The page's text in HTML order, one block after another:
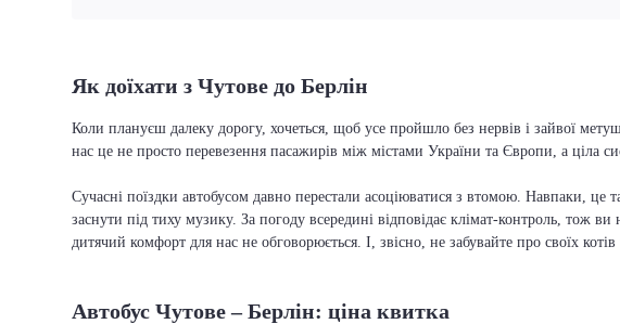
Як доїхати з Чутове до Берлін
Коли плануєш далеку дорогу, хочеться, щоб усе пройшло без нервів і зайвої
нас це не просто перевезення пасажирів між містами України та Європи, а ціла
Сучасні поїздки автобусом давно перестали асоціюватися з втомою. Навпаки, це
заснути під тиху музику. За погоду всередині відповідає клімат-контроль, тож
дитячий комфорт для нас не обговорюється. І, звісно, не забувайте про своїх
Автобус Чутове – Берлін: ціна квитка